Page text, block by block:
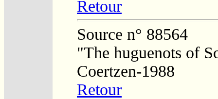
Retour
Source n° 88564
"The huguenots of
Coertzen-1988
Retour